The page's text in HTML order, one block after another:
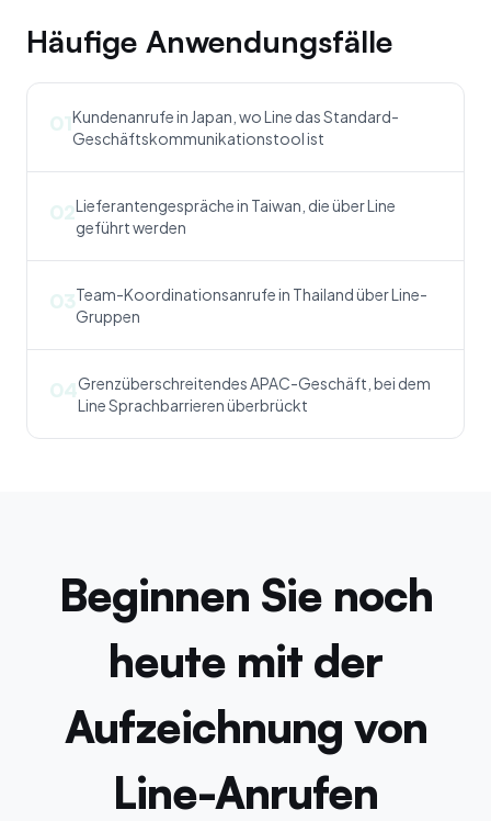
Häufige Anwendungsfälle
01Kundenanrufe in Japan, wo Line das Standard-
Geschäftskommunikationstool ist
02Lieferantengespräche in Taiwan, die über Line
geführt werden
03Team-Koordinationsanrufe in Thailand über Line-
Gruppen
04Grenzüberschreitendes APAC-Geschäft, bei dem
Line Sprachbarrieren überbrückt
Beginnen Sie noch
heute mit der
Aufzeichnung von
Line-Anrufen